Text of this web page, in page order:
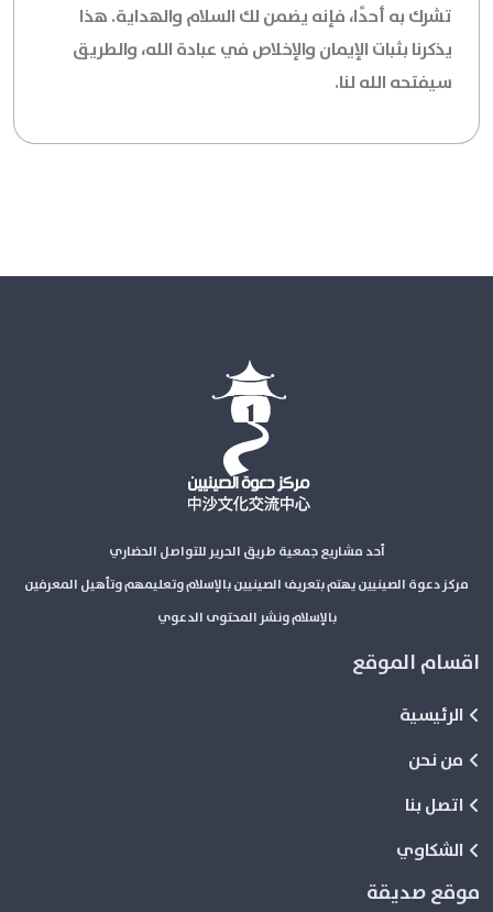
تشرك به أحدًا، فإنه يضمن لك السلام والهداية. هذا
يذكرنا بثبات الإيمان والإخلاص في عبادة الله، والطريق
سيفتحه الله لنا.
أحد مشاريع جمعية طريق الحرير للتواصل الحضاري
مركز دعوة الصينيين يهتم بتعريف الصينيين بالإسلام وتعليمهم وتأهيل المعرفين
بالإسلام ونشر المحتوى الدعوي
اقسام الموقع
الرئيسية
من نحن
اتصل بنا
الشكاوي
موقع صديقة